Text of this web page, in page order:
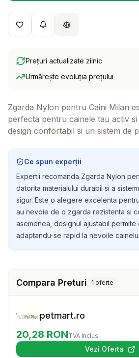
Prețuri actualizate zilnic
Urmărește evoluția prețului
Zgarda Nylon pentru Caini Milan
perfecta pentru cainele tau activ
design confortabil si un sistem de
tine si companionul tau patruped.
Ce spun experții
Expertii recomanda Zgarda Nylon
datorita materialului durabil si a
sigur. Este o alegere excelenta
au nevoie de o zgarda rezistenta si
asemenea, designul ajustabil permite
adaptandu-se rapid la nevoile
Compara Preturi 1 oferte
petmart.ro
20,28 RONTVA Inclus
Vezi Oferta
(se